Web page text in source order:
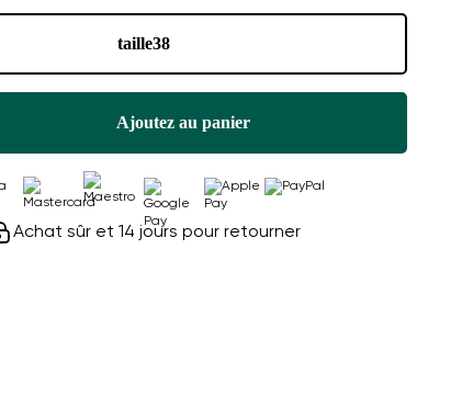
taille38
Ajoutez au panier
Achat sûr et 14 jours pour retourner